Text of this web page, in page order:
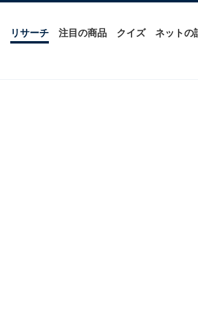
リサーチ 注目の商品 クイズ ネットの